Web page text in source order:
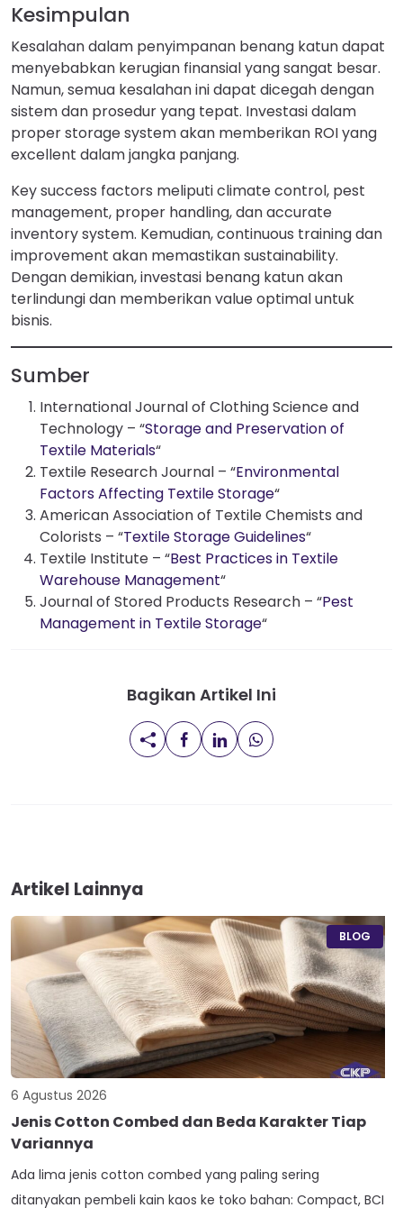
Kesimpulan
Kesalahan dalam penyimpanan benang katun dapat
menyebabkan kerugian finansial yang sangat besar.
Namun, semua kesalahan ini dapat dicegah dengan
sistem dan prosedur yang tepat. Investasi dalam
proper storage system akan memberikan ROI yang
excellent dalam jangka panjang.
Key success factors meliputi climate control, pest
management, proper handling, dan accurate
inventory system. Kemudian, continuous training dan
improvement akan memastikan sustainability.
Dengan demikian, investasi benang katun akan
terlindungi dan memberikan value optimal untuk
bisnis.
Sumber
International Journal of Clothing Science and
Technology – “Storage and Preservation of
Textile Materials“
Textile Research Journal – “Environmental
Factors Affecting Textile Storage“
American Association of Textile Chemists and
Colorists – “Textile Storage Guidelines“
Textile Institute – “Best Practices in Textile
Warehouse Management“
Journal of Stored Products Research – “Pest
Management in Textile Storage“
Bagikan Artikel Ini
Artikel Lainnya
BLOG
6 Agustus 2026
Jenis Cotton Combed dan Beda Karakter Tiap
Variannya
Ada lima jenis cotton combed yang paling sering
ditanyakan pembeli kain kaos ke toko bahan: Compact, BCI